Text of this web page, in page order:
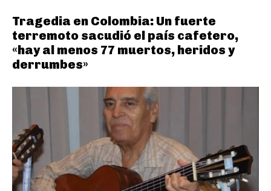
Tragedia en Colombia: Un fuerte
terremoto sacudió el país cafetero,
«hay al menos 77 muertos, heridos y
derrumbes»